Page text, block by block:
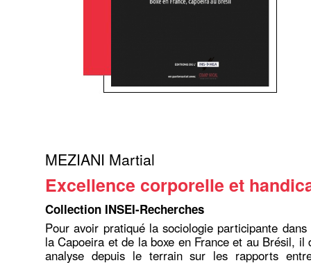
MEZIANI Martial
Excellence corporelle et
Collection INSEI-Recherches
Pour avoir pratiqué la sociologie participante
la Capoeira et de la boxe en France et au Brésil, il
analyse depuis le terrain sur les rapports